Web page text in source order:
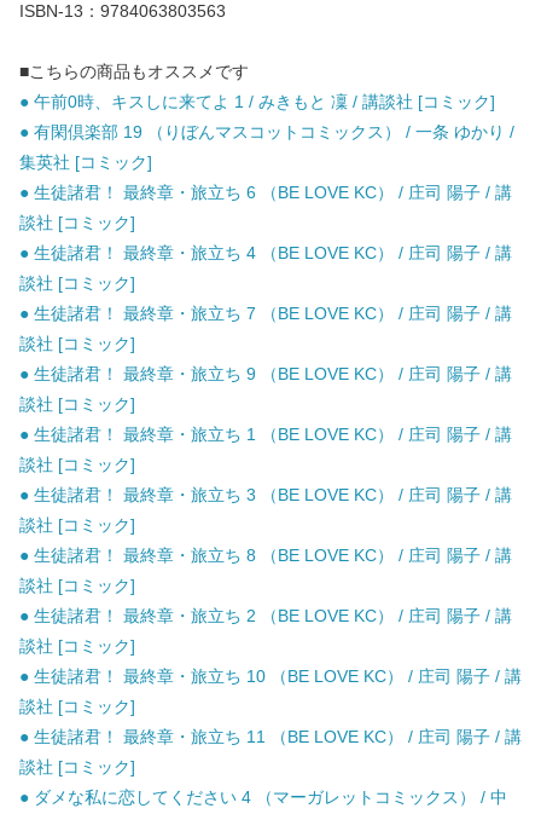
ISBN-13：9784063803563
■こちらの商品もオススメです
● 午前0時、キスしに来てよ 1 / みきもと 凜 / 講談社 [コミック]
● 有閑倶楽部 19 （りぼんマスコットコミックス） / 一条 ゆかり /
集英社 [コミック]
● 生徒諸君！ 最終章・旅立ち 6 （BE LOVE KC） / 庄司 陽子 / 講
談社 [コミック]
● 生徒諸君！ 最終章・旅立ち 4 （BE LOVE KC） / 庄司 陽子 / 講
談社 [コミック]
● 生徒諸君！ 最終章・旅立ち 7 （BE LOVE KC） / 庄司 陽子 / 講
談社 [コミック]
● 生徒諸君！ 最終章・旅立ち 9 （BE LOVE KC） / 庄司 陽子 / 講
談社 [コミック]
● 生徒諸君！ 最終章・旅立ち 1 （BE LOVE KC） / 庄司 陽子 / 講
談社 [コミック]
● 生徒諸君！ 最終章・旅立ち 3 （BE LOVE KC） / 庄司 陽子 / 講
談社 [コミック]
● 生徒諸君！ 最終章・旅立ち 8 （BE LOVE KC） / 庄司 陽子 / 講
談社 [コミック]
● 生徒諸君！ 最終章・旅立ち 2 （BE LOVE KC） / 庄司 陽子 / 講
談社 [コミック]
● 生徒諸君！ 最終章・旅立ち 10 （BE LOVE KC） / 庄司 陽子 / 講
談社 [コミック]
● 生徒諸君！ 最終章・旅立ち 11 （BE LOVE KC） / 庄司 陽子 / 講
談社 [コミック]
● ダメな私に恋してください 4 （マーガレットコミックス） / 中